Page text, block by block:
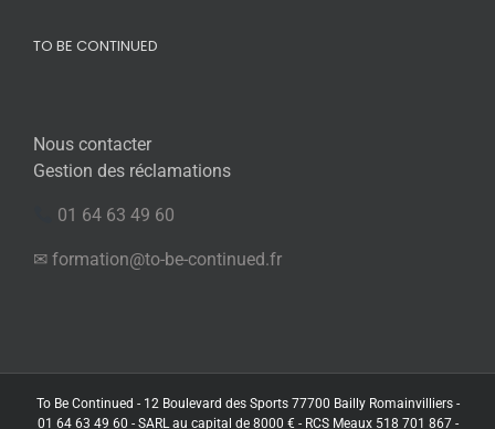
TO BE CONTINUED
Nous contacter
Gestion des réclamations
01 64 63 49 60
✉ formation@to-be-continued.fr
To Be Continued - 12 Boulevard des Sports 77700 Bailly Romainvilliers -
01 64 63 49 60 - SARL au capital de 8000 € - RCS Meaux 518 701 867 -